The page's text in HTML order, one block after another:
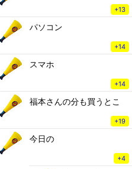
+13
パソコン
+14
スマホ
+14
福本さんの分も買うとこ
+19
今日の
+4